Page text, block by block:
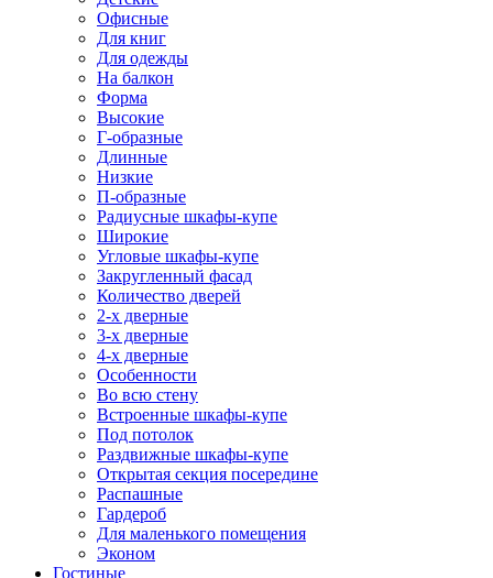
Офисные
Для книг
Для одежды
На балкон
Форма
Высокие
Г-образные
Длинные
Низкие
П-образные
Радиусные шкафы-купе
Широкие
Угловые шкафы-купе
Закругленный фасад
Количество дверей
2-х дверные
3-х дверные
4-х дверные
Особенности
Во всю стену
Встроенные шкафы-купе
Под потолок
Раздвижные шкафы-купе
Открытая секция посередине
Распашные
Гардероб
Для маленького помещения
Эконом
Гостиные